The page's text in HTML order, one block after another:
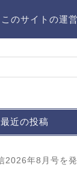
このサイトの運
最近の投稿
2026年8月号を